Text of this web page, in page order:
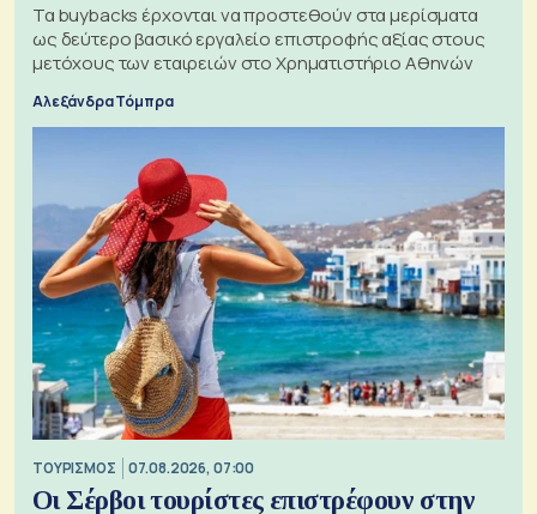
Τα buybacks έρχονται να προστεθούν στα μερίσματα
ως δεύτερο βασικό εργαλείο επιστροφής αξίας στους
μετόχους των εταιρειών στο Χρηματιστήριο Αθηνών
Αλεξάνδρα Τόμπρα
ΤΟΥΡΙΣΜΟΣ 07.08.2026, 07:00
Οι Σέρβοι τουρίστες επιστρέφουν στην